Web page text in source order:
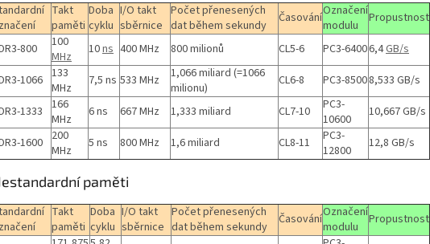
Takt
paměti
Doba
cyklu
I/O takt
sběrnice
Počet přenesených
dat během sekundy
ČasováníOznačení
modulu
Propustnost
800
100
MHz
10ns 400 MHz 800 milionů CL5-6 PC3-64006,4GB/s
1066 133
MHz
7,5 ns 533 MHz
1,066 miliard (=1066
milionu)
CL6-8 PC3-85008,533 GB/s
1333 166
MHz
6 ns 667 MHz 1,333 miliard CL7-10
PC3-
10600
10,667 GB/s
1600
200
MHz
5 ns 800 MHz 1,6 miliard CL8-11
PC3-
12800
12,8 GB/s
paměti
Takt
paměti
Doba
cyklu
I/O takt
sběrnice
Počet přenesených
dat během sekundy
ČasováníOznačení
modulu
Propustnost